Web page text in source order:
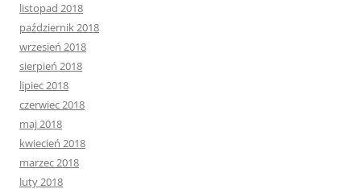
listopad 2018
październik 2018
wrzesień 2018
sierpień 2018
lipiec 2018
czerwiec 2018
maj 2018
kwiecień 2018
marzec 2018
luty 2018